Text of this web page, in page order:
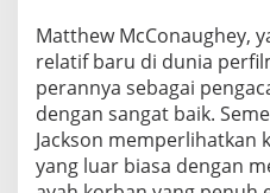
Matthew McConaughey,
relatif baru di dunia
perannya sebagai
dengan sangat baik.
Jackson memperlihatkan
yang luar biasa dengan